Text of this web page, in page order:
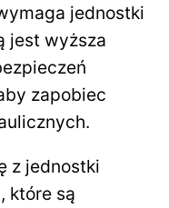
jednostki
jest wyższa
zapobiec
z jednostki
które są